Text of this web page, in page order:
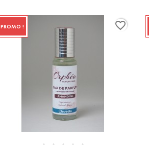
PROMO ! favorite_border